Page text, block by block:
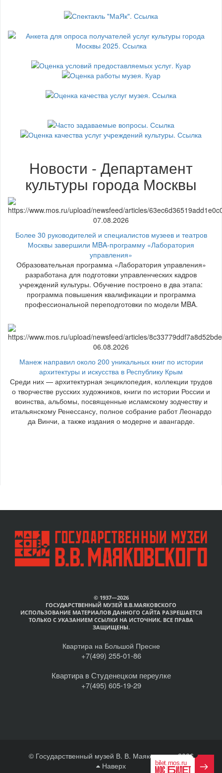
Новости - Департамент
культуры города Москвы
07.08.2026
Более 30 руководителей и специалистов музеев и театров
Москвы завершили MBA-программу «Лаборатория
управления»
Образовательная программа «Лаборатория управления»
разработана для подготовки управленческих кадров
учреждений культуры. Обучение построено в два этапа:
программа повышения квалификации и программа
профессиональной переподготовки по модели MBA.
06.08.2026
Манеж направил около 200 уникальных книг по истории
архитектуры и искусства в Республику Крым
Среди них — архитектурная энциклопедия, коллекции трудов
о творчестве русских художников, книги по истории России и
воинства, альбомы, посвященные исламскому зодчеству и
итальянскому Ренессансу, полное собрание работ Леонардо
да Винчи, а также издания о модерне и авангарде.
© 1937—2026
ГОСУДАРСТВЕННЫЙ МУЗЕЙ В.В.МАЯКОВСКОГО
ИСПОЛЬЗОВАНИЕ МАТЕРИАЛОВ ДАННОГО САЙТА РАЗРЕШАЕТСЯ
ТОЛЬКО С УКАЗАНИЕМ ССЫЛКИ НА ИСТОЧНИК. ВСЕ ПРАВА
ЗАЩИЩЕНЫ.
Квартира на Большой Пресне
+7(499) 255-01-86
Квартира в Студенецком переулке
+7(495) 605-19-29
© Государственный музей В. В. Маяковского, 2026
Наверх